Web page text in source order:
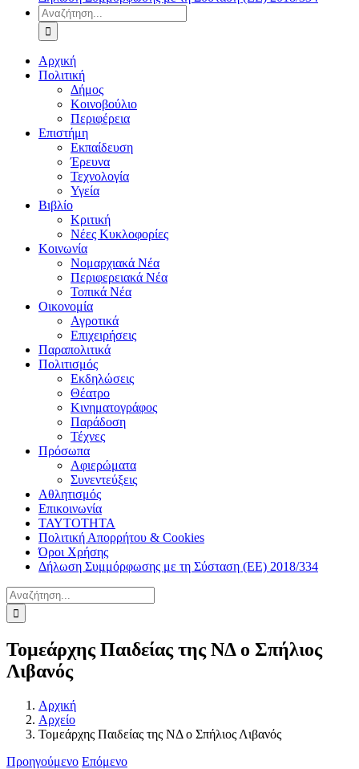
Αναζήτηση
για:
Αρχική
Πολιτική
Δήμος
Κοινοβούλιο
Περιφέρεια
Επιστήμη
Εκπαίδευση
Έρευνα
Τεχνολογία
Υγεία
Βιβλίο
Κριτική
Νέες Κυκλοφορίες
Κοινωνία
Νομαρχιακά Νέα
Περιφερειακά Νέα
Τοπικά Νέα
Οικονομία
Αγροτικά
Επιχειρήσεις
Παραπολιτικά
Πολιτισμός
Εκδηλώσεις
Θέατρο
Κινηματογράφος
Παράδοση
Τέχνες
Πρόσωπα
Αφιερώματα
Συνεντεύξεις
Αθλητισμός
Επικοινωνία
ΤΑΥΤΟΤΗΤΑ
Πολιτική Απορρήτου & Cookies
Όροι Χρήσης
Δήλωση Συμμόρφωσης με τη Σύσταση (ΕΕ) 2018/334
Αναζήτηση
για:
Τομεάρχης Παιδείας της ΝΔ ο Σπήλιος
Λιβανός
Αρχική
Αρχείο
Τομεάρχης Παιδείας της ΝΔ ο Σπήλιος Λιβανός
Προηγούμενο Επόμενο